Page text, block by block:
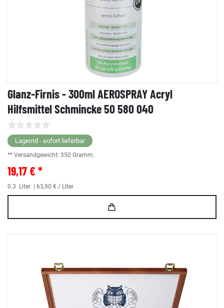
Glanz-Firnis - 300ml AEROSPRAY Acryl
Hilfsmittel Schmincke 50 580 040
Lagernd - sofort lieferbar
** Versandgewicht: 350 Gramm.
19,17 € *
0.3 Liter | 63,90 € / Liter